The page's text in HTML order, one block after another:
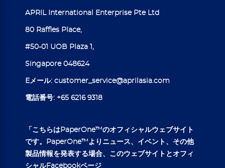
APRIL International Enterprise Pte Ltd
80 Raffles Place,
#50-01 UOB Plaza 1,
Singapore 048624
Eメール: customer_service@aprilasia.com
電話番号: +65 6216 9318
「こちらはPaperOne™のオフィシャルウェブサイト
です。PaperOne™よりニュース、イベント、その他
製品情報を発表する場合、このウェブサイトとオフィ
シャルFacebookページ